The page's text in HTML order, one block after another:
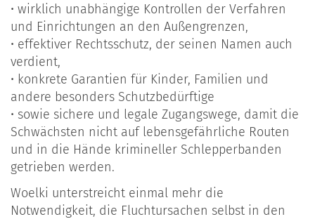
• wirklich unabhängige Kontrollen der Verfahren
und Einrichtungen an den Außengrenzen,
• effektiver Rechtsschutz, der seinen Namen auch
verdient,
• konkrete Garantien für Kinder, Familien und
andere besonders Schutzbedürftige
• sowie sichere und legale Zugangswege, damit die
Schwächsten nicht auf lebensgefährliche Routen
und in die Hände krimineller Schlepperbanden
getrieben werden.
Woelki unterstreicht einmal mehr die
Notwendigkeit, die Fluchtursachen selbst in den